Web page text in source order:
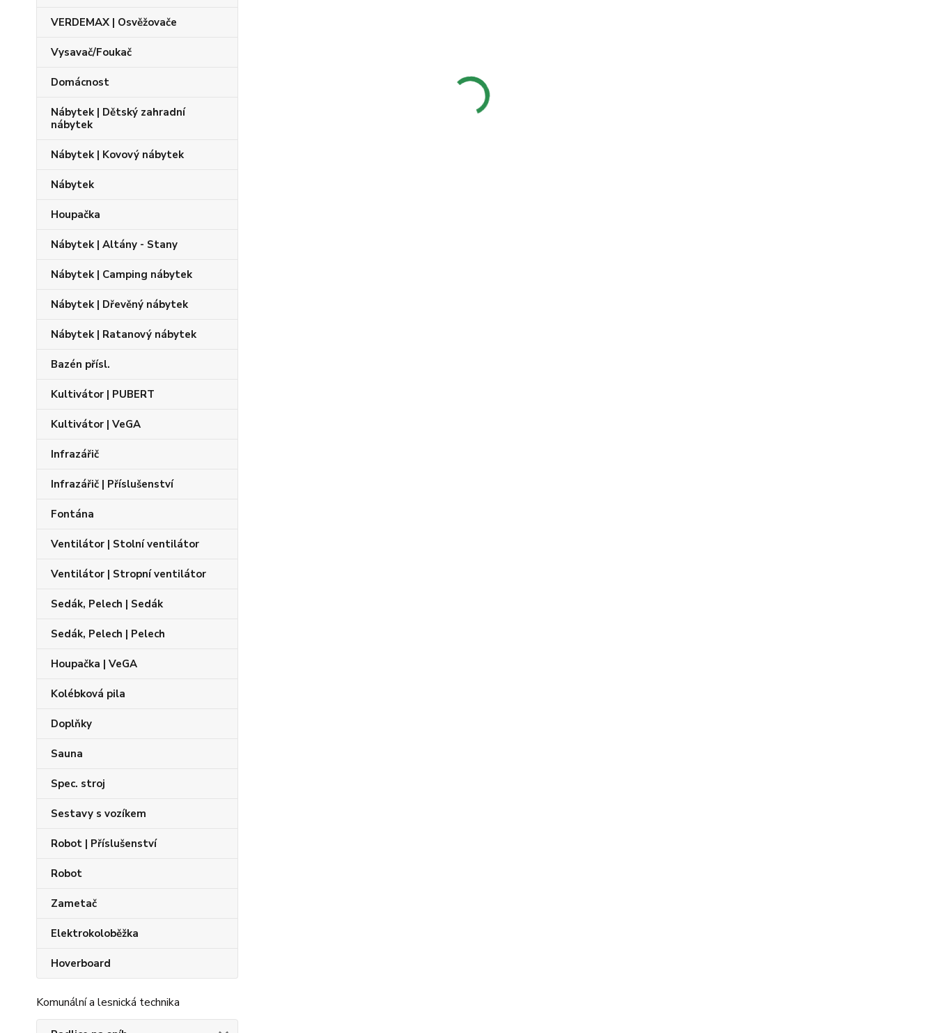
VERDEMAX | Osvěžovače
Vysavač/Foukač
Domácnost
Nábytek | Dětský zahradní
nábytek
Nábytek | Kovový nábytek
Nábytek
Houpačka
Nábytek | Altány - Stany
Nábytek | Camping nábytek
Nábytek | Dřevěný nábytek
Nábytek | Ratanový nábytek
Bazén přísl.
Kultivátor | PUBERT
Kultivátor | VeGA
Infrazářič
Infrazářič | Příslušenství
Fontána
Ventilátor | Stolní ventilátor
Ventilátor | Stropní ventilátor
Sedák, Pelech | Sedák
Sedák, Pelech | Pelech
Houpačka | VeGA
Kolébková pila
Doplňky
Sauna
Spec. stroj
Sestavy s vozíkem
Robot | Příslušenství
Robot
Zametač
Elektrokoloběžka
Hoverboard
Komunální a lesnická technika